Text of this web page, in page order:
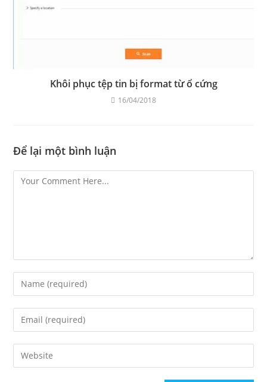
Khôi phục tệp tin bị format từ ổ cứng
16/04/2018
Để lại một bình luận
Comment
Enter
your
name
Enter
your
email
Enter
your